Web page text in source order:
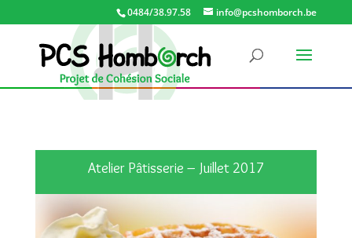
0484/38.97.58 info@pcshomborch.be
Atelier Pâtisserie – Juillet 2017